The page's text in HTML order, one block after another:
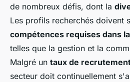
de nombreux défis, dont la
Les profils recherchés doivent
compétences requises dans
telles que la gestion et la
Malgré un taux de
secteur doit continuellement